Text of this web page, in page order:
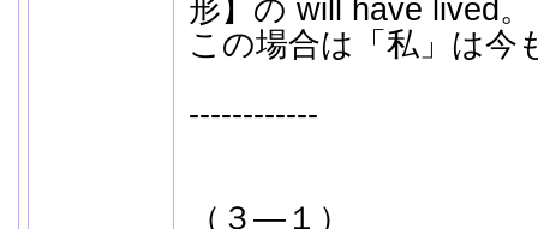
形】の will have lived。
この場合は「私」は今
------------
（３―１） ＿＿＿＿